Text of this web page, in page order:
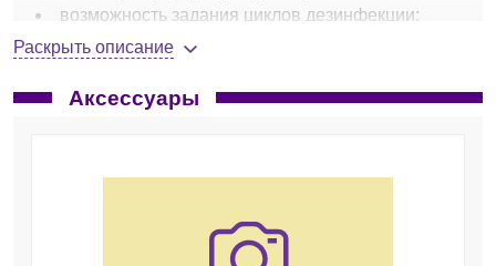
возможность задания циклов дезинфекции;
ручки и колесики для облегчения перемещения;
масса, кг - 25
Раскрыть описание
Аксессуары